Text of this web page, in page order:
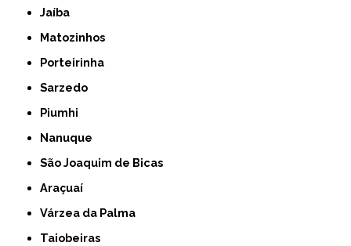
Jaíba
Matozinhos
Porteirinha
Sarzedo
Piumhi
Nanuque
São Joaquim de Bicas
Araçuaí
Várzea da Palma
Taiobeiras